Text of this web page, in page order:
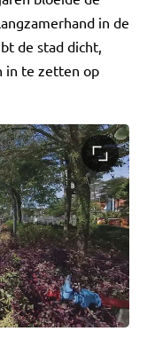
in de
de stad dicht,
in te zetten op